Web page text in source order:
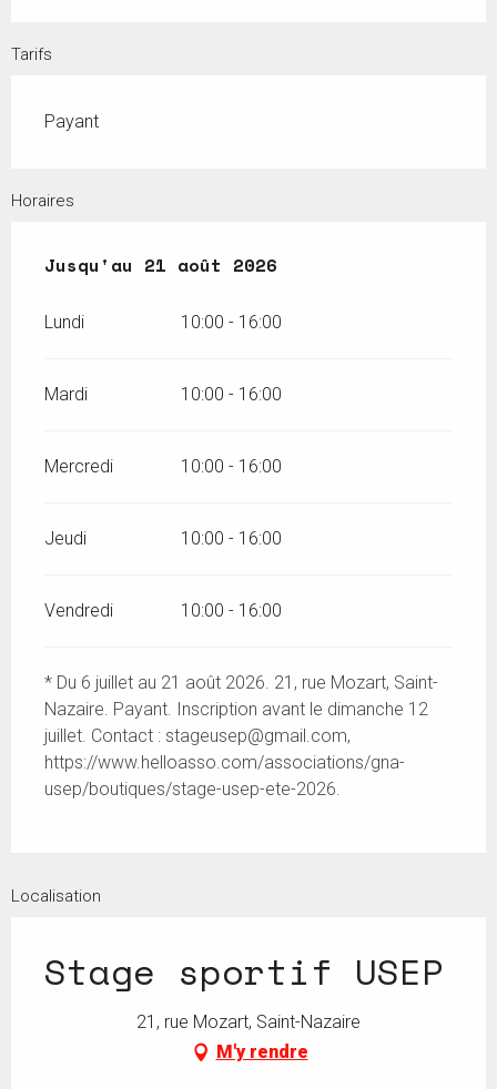
Tarifs
Payant
Horaires
Du6 juillet 2026au21 août 2026
Jusqu'au 21 août 2026
Lundi 10:00 - 16:00
Mardi 10:00 - 16:00
Mercredi 10:00 - 16:00
Jeudi 10:00 - 16:00
Vendredi 10:00 - 16:00
* Du 6 juillet au 21 août 2026. 21, rue Mozart, Saint-
Nazaire. Payant. Inscription avant le dimanche 12
juillet. Contact : stageusep@gmail.com,
https://www.helloasso.com/associations/gna-
usep/boutiques/stage-usep-ete-2026.
Localisation
Stage sportif USEP
21, rue Mozart, Saint-Nazaire
M'y rendre